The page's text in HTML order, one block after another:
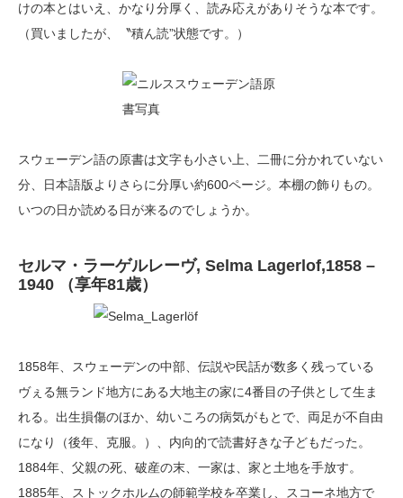
けの本とはいえ、かなり分厚く、読み応えがありそうな本です。
（買いましたが、〝積ん読”状態です。）
スウェーデン語の原書は文字も小さい上、二冊に分かれていない
分、日本語版よりさらに分厚い約600ページ。本棚の飾りもの。
いつの日か読める日が来るのでしょうか。
セルマ・ラーゲルレーヴ, Selma Lagerlof,1858 –
1940 （享年81歳）
1858年、スウェーデンの中部、伝説や民話が数多く残っている
ヴぇる無ランド地方にある大地主の家に4番目の子供として生ま
れる。出生損傷のほか、幼いころの病気がもとで、両足が不自由
になり（後年、克服。）、内向的で読書好きな子どもだった。
1884年、父親の死、破産の末、一家は、家と土地を手放す。
1885年、ストックホルムの師範学校を卒業し、スコーネ地方で